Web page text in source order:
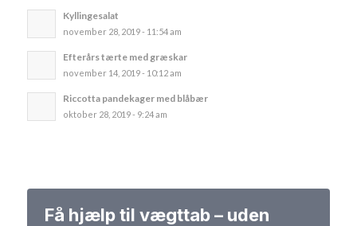
Kyllingesalat
november 28, 2019 - 11:54 am
Efterårs tærte med græskar
november 14, 2019 - 10:12 am
Riccotta pandekager med blåbær
oktober 28, 2019 - 9:24 am
Få hjælp til vægttab – uden